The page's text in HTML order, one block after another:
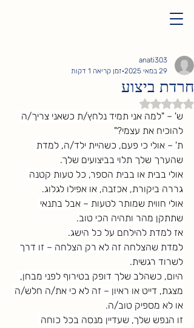
חרדת ביצוע
anati303
29 במאי 2025
זמן קריאה 1 דקות
דירוג של NaN מתוך 5 כוכבים
ש' – "למה אני תמיד נלחץ/ת כשאני צריך/ה
להוכיח את עצמי?"
ת' – אולי כי פעם, כשהיית ילד/ה, למדת
שהערך שלך תלוי בביצועים שלך.
אולי בבית או בבית הספר, כל טעות קטנה
גררה ביקורת, אכזבה, או אפילו לגלוג.
אולי חווית שמותר לטעות – אבל בתנאי
שתתקן מהר ותהיה הכי טוב.
אז למדת להילחם על כל הישג.
למדת שהצלחה זה לא רק הצלחה – זו דרך
לשרוד רגשית.
היום, כשהלב שלך דופק בטירוף לפני מבחן,
מצגת, דייט או ראיון – זה לא כי את/ה חלש/ה
או לא מספיק טוב/ה.
זו הנפש שלך, שעדיין מנסה בכל כוחה